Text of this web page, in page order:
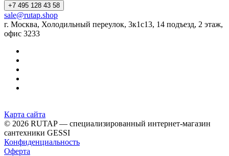
+7 495 128 43 58
sale@rutap.shop
г. Москва, Холодильный переулок, 3к1с13, 14 подъезд, 2 этаж,
офис 3233
Карта сайта
© 2026 RUTAP — специализированный интернет-магазин
сантехники GESSI
Конфиденциальность
Оферта